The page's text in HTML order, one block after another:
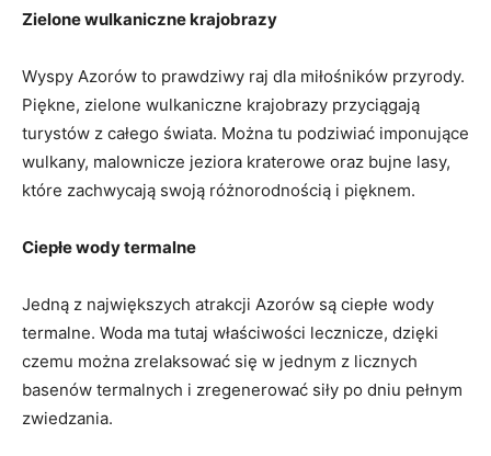
Zielone wulkaniczne krajobrazy
Wyspy Azorów to prawdziwy raj dla miłośników przyrody.
Piękne, zielone wulkaniczne krajobrazy przyciągają
turystów z całego świata. Można tu podziwiać imponujące
wulkany, malownicze jeziora kraterowe oraz bujne lasy,
które zachwycają swoją różnorodnością i pięknem.
Ciepłe wody termalne
Jedną z największych atrakcji Azorów są ciepłe wody
termalne. Woda ma tutaj właściwości lecznicze, dzięki
czemu można zrelaksować się w jednym z licznych
basenów termalnych i zregenerować siły po dniu pełnym
zwiedzania.